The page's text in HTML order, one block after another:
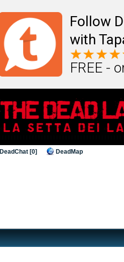
Follow
with
FREE -
DeadChat [0] DeadMap